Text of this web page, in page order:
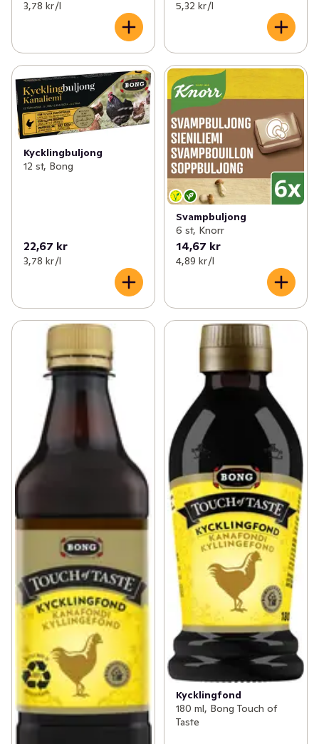
3,78 kr /l 5,32 kr /l
Kycklingbuljong
12 st, Bong
22,67 kr
3,78 kr /l
Svampbuljong
6 st, Knorr
14,67 kr
4,89 kr /l
Kycklingfond
180 ml, Bong Touch of
Taste